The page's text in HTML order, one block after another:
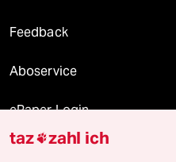
Feedback
Aboservice
ePaper Login
Downloads für Abonnierende
taz zahl ich